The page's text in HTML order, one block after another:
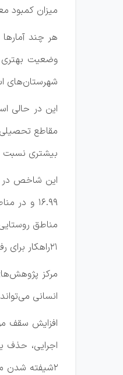
میزان کمبود
وضعیت
شهرستان‌های
این در حالی
بیشتری نسبت
مناطق روستایی ۱۲.۱۶ بوده
۲۱راهکار برای رفع کمبودها
انسانی
اجرایی، حذف